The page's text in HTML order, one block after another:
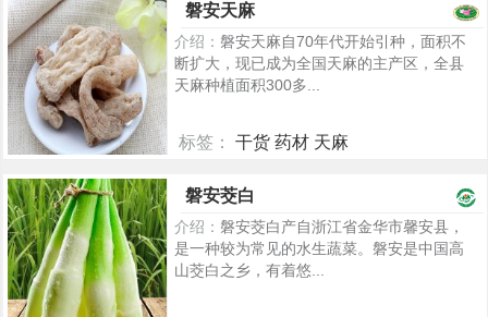
磐安天麻
介绍： 磐安天麻自70年代开始引种，面积不
断扩大，现已成为全国天麻的主产区，全县
天麻种植面积300多...
标签： 干货 药材 天麻
磐安茭白
介绍： 磐安茭白产自浙江省金华市馨安县，
是一种较为常见的水生蔬菜。磐安是中国高
山茭白之乡，有着悠...